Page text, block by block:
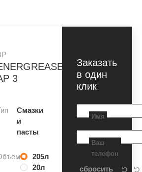
3
Смазки
и
пасты
205л
20л
Заказать
в один
клик
Имя
Ваш
телефон